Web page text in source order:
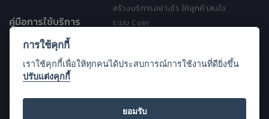
สร้างบริการอย่างไร ให้ลูกค้าสนใจ
คู่มือการใช้บริการ
ระบบ Coin
ประกาศการคุ้มครองข้อมูลส่วนบุคคล
Open Source License
การใช้คุกกี้
เราใช้คุกกี้เพื่อให้ทุกคนได้ประสบการณ์การใช้งานที่ดียิ่งขึ้น
ปรับแต่งคุกกี้
ยอมรับ